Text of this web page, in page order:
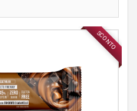
SCONTO
INTEGRATORI